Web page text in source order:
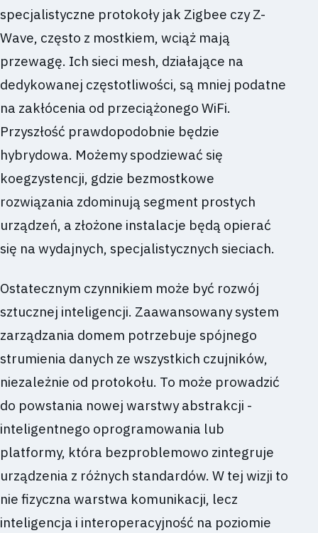
specjalistyczne protokoły jak Zigbee czy Z-
Wave, często z mostkiem, wciąż mają
przewagę. Ich sieci mesh, działające na
dedykowanej częstotliwości, są mniej podatne
na zakłócenia od przeciążonego WiFi.
Przyszłość prawdopodobnie będzie
hybrydowa. Możemy spodziewać się
koegzystencji, gdzie bezmostkowe
rozwiązania zdominują segment prostych
urządzeń, a złożone instalacje będą opierać
się na wydajnych, specjalistycznych sieciach.
Ostatecznym czynnikiem może być rozwój
sztucznej inteligencji. Zaawansowany system
zarządzania domem potrzebuje spójnego
strumienia danych ze wszystkich czujników,
niezależnie od protokołu. To może prowadzić
do powstania nowej warstwy abstrakcji -
inteligentnego oprogramowania lub
platformy, która bezproblemowo zintegruje
urządzenia z różnych standardów. W tej wizji to
nie fizyczna warstwa komunikacji, lecz
inteligencja i interoperacyjność na poziomie